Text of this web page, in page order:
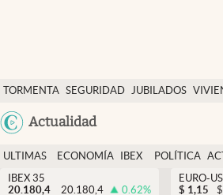
TORMENTA SEGURIDAD JUBILADOS
Actualidad
Economía y finanzas
Política
Actualidad
Criptomonedas
ULTIMAS
NOTICIAS
ECONOMÍA
IBEX
POLÍTICA
IBEX 35
20.180,4
20.180,4 0.62%
EURO-
$ 1,15 $